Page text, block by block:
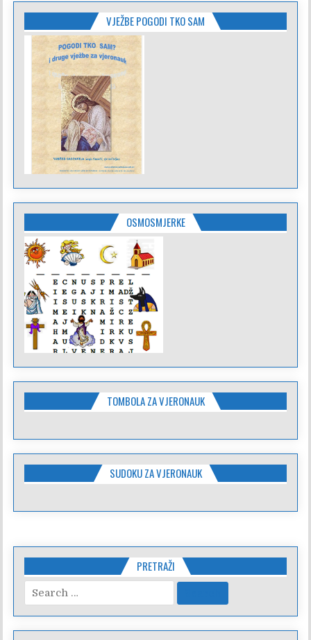
VJEŽBE POGODI TKO SAM
OSMOSMJERKE
TOMBOLA ZA VJERONAUK
SUDOKU ZA VJERONAUK
PRETRAŽI
Search
for: